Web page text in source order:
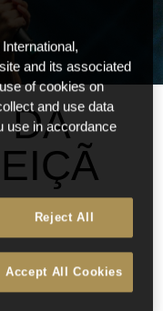
DA
and its associated
of cookies on
and use data
use in accordance
Reject All
Accept All Cookies